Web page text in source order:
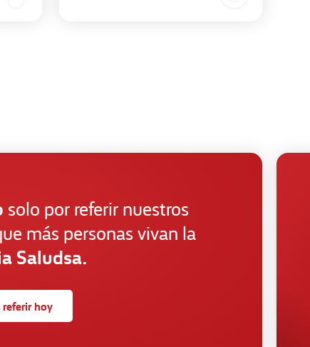
solo por referir nuestros
más personas vivan la
Saludsa.
referir hoy